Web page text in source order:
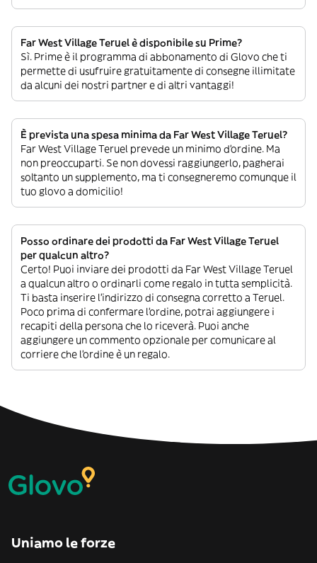
Far West Village Teruel è disponibile su Prime?
Sì. Prime è il programma di abbonamento di Glovo che ti
permette di usufruire gratuitamente di consegne illimitate
da alcuni dei nostri partner e di altri vantaggi!
È prevista una spesa minima da Far West Village Teruel?
Far West Village Teruel prevede un minimo d’ordine. Ma
non preoccuparti. Se non dovessi raggiungerlo, pagherai
soltanto un supplemento, ma ti consegneremo comunque il
tuo glovo a domicilio!
Posso ordinare dei prodotti da Far West Village Teruel
per qualcun altro?
Certo! Puoi inviare dei prodotti da Far West Village Teruel
a qualcun altro o ordinarli come regalo in tutta semplicità.
Ti basta inserire l’indirizzo di consegna corretto a Teruel.
Poco prima di confermare l’ordine, potrai aggiungere i
recapiti della persona che lo riceverà. Puoi anche
aggiungere un commento opzionale per comunicare al
corriere che l’ordine è un regalo.
Uniamo le forze